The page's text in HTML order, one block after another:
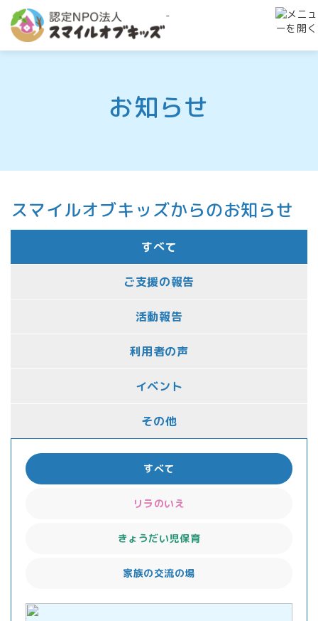
-
お知らせ
スマイルオブキッズからのお知らせ
すべて
ご支援の報告
活動報告
利用者の声
イベント
その他
すべて
リラのいえ
きょうだい児保育
家族の交流の場